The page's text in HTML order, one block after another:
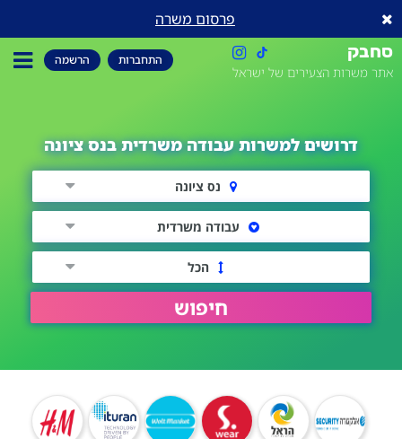
פרסום משרה
סחבק
אתר משרות הצעירים של ישראל
התחברות הרשמה
דרושים למשרות עבודה משרדית בנס ציונה
נס ציונה
עבודה משרדית
הכל
חיפוש